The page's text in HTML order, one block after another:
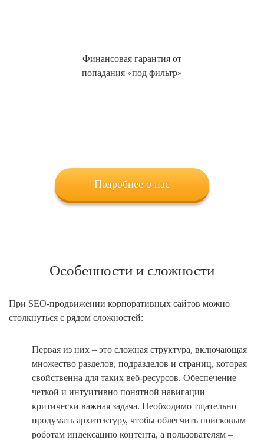
Финансовая гарантия от
попадания «под фильтр»
Подробнее о нас
Особенности и сложности
При SEO-продвижении корпоративных сайтов можно
столкнуться с рядом сложностей:
Первая из них – это сложная структура, включающая
множество разделов, подразделов и страниц, которая
свойственна для таких веб-ресурсов. Обеспечение
четкой и интуитивно понятной навигации –
критически важная задача. Необходимо тщательно
продумать архитектуру, чтобы облегчить поисковым
роботам индексацию контента, а пользователям –